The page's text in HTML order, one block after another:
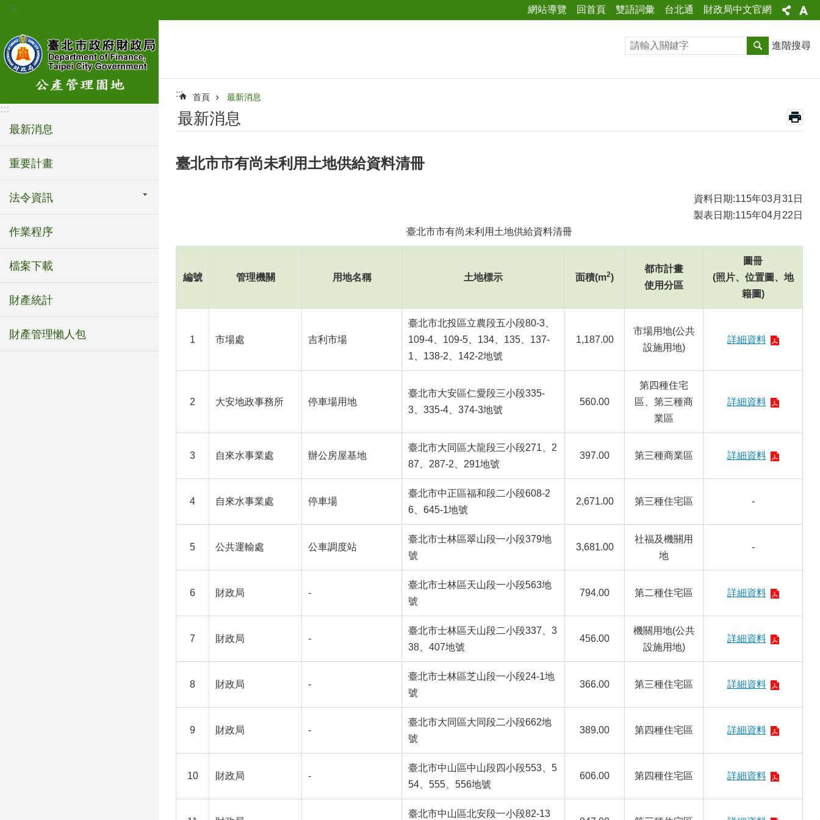
跳到主要內容區塊
::: 網站導覽 回首頁 雙語詞彙 台北通 財政局中文官網
:::
最新消息
重要計畫
法令資訊
作業程序
檔案下載
財產統計
財產管理懶人包
進階搜尋
::: 首頁 最新消息
最新消息
臺北市市有尚未利用土地供給資料清冊
資料日期:115年03月31日
製表日期:115年04月22日
臺北市市有尚未利用土地供給資料清冊
編號 管理機關 用地名稱 土地標示 面積(m2)
都市計畫
使用分區
圖冊
(照片、位置圖、地
籍圖)
1 市場處 吉利市場
臺北市北投區立農段五小段80-3、
109-4、109-5、134、135、137-
1、138-2、142-2地號
1,187.00
市場用地(公共
設施用地)
詳細資料
2 大安地政事務所 停車場用地
臺北市大安區仁愛段三小段335-
3、335-4、374-3地號
560.00
第四種住宅
區、第三種商
業區
詳細資料
3 自來水事業處 辦公房屋基地
臺北市大同區大龍段三小段271、2
87、287-2、291地號
397.00 第三種商業區 詳細資料
4 自來水事業處 停車場
臺北市中正區福和段二小段608-2
6、645-1地號
2,671.00 第三種住宅區 -
5 公共運輸處 公車調度站
臺北市士林區翠山段一小段379地
號
3,681.00
社福及機關用
地
-
6 財政局 -
臺北市士林區天山段一小段563地
號
794.00 第二種住宅區 詳細資料
7 財政局 -
臺北市士林區天山段二小段337、3
38、407地號
456.00
機關用地(公共
設施用地)
詳細資料
8 財政局 -
臺北市士林區芝山段一小段24-1地
號
366.00 第三種住宅區 詳細資料
9 財政局 -
臺北市大同區大同段二小段662地
號
389.00 第四種住宅區 詳細資料
10 財政局 -
臺北市中山區中山段四小段553、5
54、555、556地號
606.00 第四種住宅區 詳細資料
臺北市中山區北安段一小段82-13